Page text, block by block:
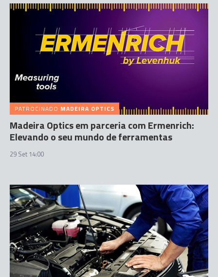
PATROCINADO MADEIRA OPTICS
Madeira Optics em parceria com Ermenrich:
Elevando o seu mundo de ferramentas
29 Set 14:00